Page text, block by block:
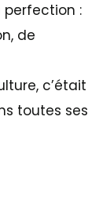
perfection :
de
c’était
toutes ses